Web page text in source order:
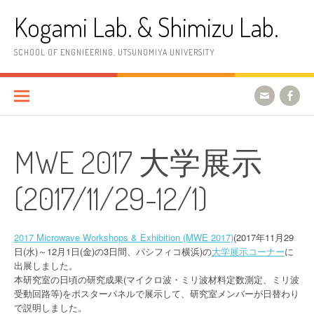
へ
ッ
Kogami Lab. & Shimizu Lab.
SCHOOL OF ENGNIEERING, UTSUNOMIYA UNIVERSITY
MWE 2017 大学展示
(2017/11/29-12/1)
2017 Microwave Workshops & Exhibition (MWE 2017)(2017年11月29
日(水)～12月1日(金)の3日間、パシフィコ横浜)の大学展示コーナーに
出展しました。
本研究室の日頃の研究成果(マイクロ波・ミリ波材料定数測定、ミリ波
受動回路等)をポスターパネルで展示して、研究室メンバーが日替わり
で説明しました。